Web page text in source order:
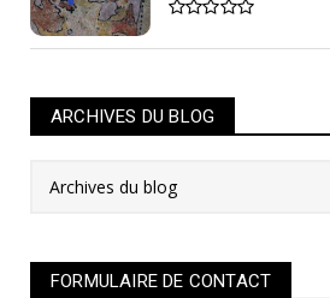
ARCHIVES DU BLOG
FORMULAIRE DE CONTACT